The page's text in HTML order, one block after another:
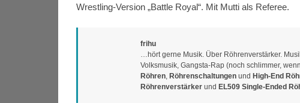
Wrestling-Version „Battle Royal“. Mit Mutti als Referee.
frihu
…hört gerne Musik. Über Röhrenverstärker.
Volksmusik, Gangsta-Rap (noch schlimmer,
Röhren, Röhrenschaltungen und High-End
Röhrenverstärker und EL509 Single-Ended